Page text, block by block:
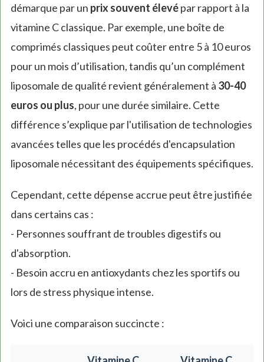
démarque par un prix souvent élevépar rapport à la
vitamine C classique. Par exemple, une boîte de
comprimés classiques peut coûter entre 5 à 10 euros
pour un mois d’utilisation, tandis qu’un complément
liposomale de qualité revient généralement à 30-40
euros ou plus, pour une durée similaire. Cette
différence s’explique par l'utilisation de technologies
avancées telles que les procédés d'encapsulation
liposomale nécessitant des équipements spécifiques.
Cependant, cette dépense accrue peut être justifiée
dans certains cas :
- Personnes souffrant de troubles digestifs ou
d'absorption.
- Besoin accru en antioxydants chez les sportifs ou
lors de stress physique intense.
Voici une comparaison succincte :